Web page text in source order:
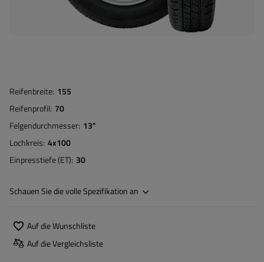
Reifenbreite 155
Reifenprofil 70
Felgendurchmesser 13"
Lochkreis 4x100
Einpresstiefe (ET) 30
Schauen Sie die volle Spezifikation an
Auf die Wunschliste
Auf die Vergleichsliste